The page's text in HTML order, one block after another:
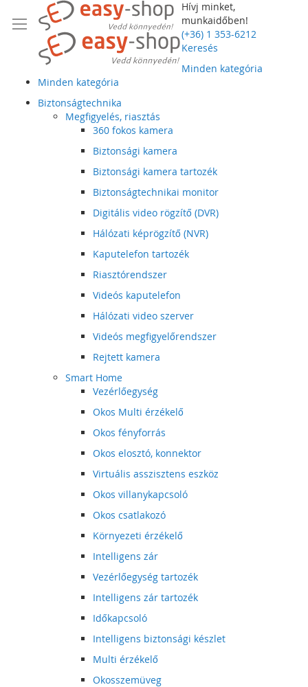
Hívj minket,
munkaidőben!
(+36) 1 353-6212
Keresés
Minden kategória
Minden kategória
Biztonságtechnika
Megfigyelés, riasztás
360 fokos kamera
Biztonsági kamera
Biztonsági kamera tartozék
Biztonságtechnikai monitor
Digitális video rögzítő (DVR)
Hálózati képrögzítő (NVR)
Kaputelefon tartozék
Riasztórendszer
Videós kaputelefon
Hálózati video szerver
Videós megfigyelőrendszer
Rejtett kamera
Smart Home
Vezérlőegység
Okos Multi érzékelő
Okos fényforrás
Okos elosztó, konnektor
Virtuális asszisztens eszköz
Okos villanykapcsoló
Okos csatlakozó
Környezeti érzékelő
Intelligens zár
Vezérlőegység tartozék
Intelligens zár tartozék
Időkapcsoló
Intelligens biztonsági készlet
Multi érzékelő
Okosszemüveg